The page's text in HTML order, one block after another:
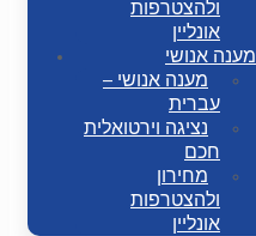
ולהצטרפות
אונליין
מענה אנושי
מענה אנושי –
עברית
נציגה וירטואלית
חכם
מחירון
ולהצטרפות
אונליין